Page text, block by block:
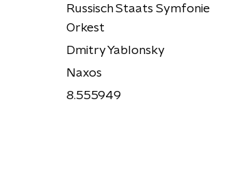
Russisch Staats Symfonie
Orkest
Dmitry Yablonsky
Naxos
8.555949